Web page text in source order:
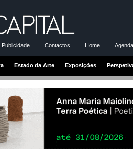
Publicidade Contactos Home
Estado da Arte Exposições